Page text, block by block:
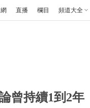
直播 欄目 頻道大全
曾持續1到2年